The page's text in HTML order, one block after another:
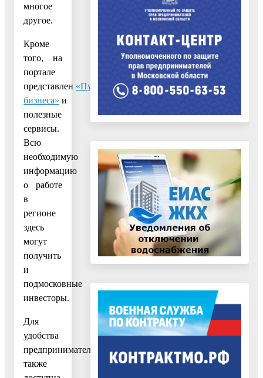
многое
другое.
Кроме
того, на
портале
представлен «Путеводитель
бизнеса» и
полезные
сервисы.
Всю
необходимую
информацию
о работе
в
регионе
здесь
могут
получить
и
подмосковные
инвесторы.
Для
удобства
предпринимателей
также